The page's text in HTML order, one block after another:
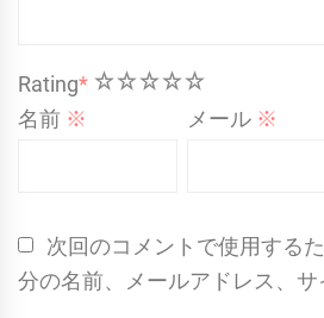
Rating* 5
4
3
2
1
名前 ※ メール ※
次回のコメントで使用する
分の名前、メールアドレス、サ